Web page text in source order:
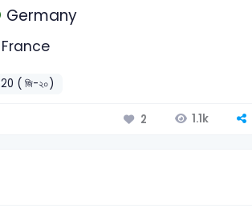
Germany
France
( জি-২০)
2 1.1k